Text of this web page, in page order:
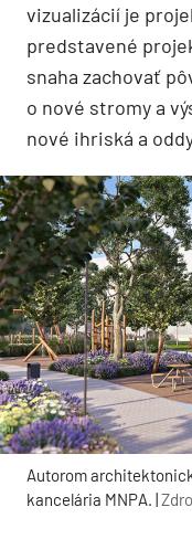
vizualizácií je
predstavené
snaha zachovať
o nové stromy a
nové ihriská a
Autorom
kancelária MNPA. |